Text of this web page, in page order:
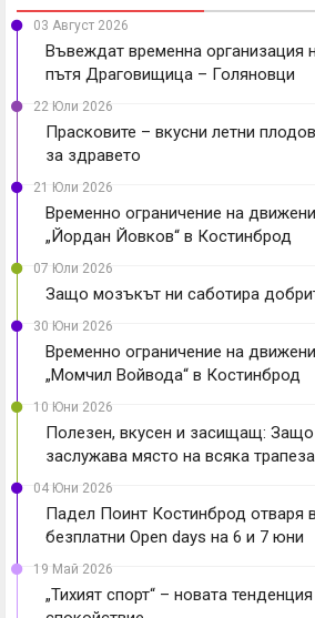
03 Август 2026
Въвеждат временна организация
пътя Драговищица – Голяновци
22 Юли 2026
Прасковите – вкусни летни
за здравето
21 Юли 2026
Временно ограничение на
„Йордан Йовков“ в Костинброд
07 Юли 2026
Защо мозъкът ни саботира
30 Юни 2026
Временно ограничение на
„Момчил Войвода“ в Костинброд
10 Юни 2026
Полезен, вкусен и засищащ: Защо
заслужава място на всяка
04 Юни 2026
Падел Поинт Костинброд отваря
безплатни Open days на 6 и 7 юни
19 Май 2026
„Тихият спорт“ – новата